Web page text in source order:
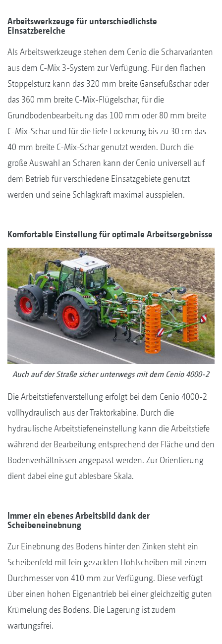
Arbeitswerkzeuge für unterschiedlichste
Einsatzbereiche
Als Arbeitswerkzeuge stehen dem Cenio die Scharvarianten
aus dem C-Mix 3-System zur Verfügung. Für den flachen
Stoppelsturz kann das 320 mm breite Gänsefußschar oder
das 360 mm breite C-Mix-Flügelschar, für die
Grundbodenbearbeitung das 100 mm oder 80 mm breite
C-Mix-Schar und für die tiefe Lockerung bis zu 30 cm das
40 mm breite C-Mix-Schar genutzt werden. Durch die
große Auswahl an Scharen kann der Cenio universell auf
dem Betrieb für verschiedene Einsatzgebiete genutzt
werden und seine Schlagkraft maximal ausspielen.
Komfortable Einstellung für optimale Arbeitsergebnisse
Auch auf der Straße sicher unterwegs mit dem Cenio 4000-2
Die Arbeitstiefenverstellung erfolgt bei dem Cenio 4000-2
vollhydraulisch aus der Traktorkabine. Durch die
hydraulische Arbeitstiefeneinstellung kann die Arbeitstiefe
während der Bearbeitung entsprechend der Fläche und den
Bodenverhältnissen angepasst werden. Zur Orientierung
dient dabei eine gut ablesbare Skala.
Immer ein ebenes Arbeitsbild dank der
Scheibeneinebnung
Zur Einebnung des Bodens hinter den Zinken steht ein
Scheibenfeld mit fein gezackten Hohlscheiben mit einem
Durchmesser von 410 mm zur Verfügung. Diese verfügt
über einen hohen Eigenantrieb bei einer gleichzeitig guten
Krümelung des Bodens. Die Lagerung ist zudem
wartungsfrei.